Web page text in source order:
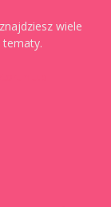
wiele
tematy.